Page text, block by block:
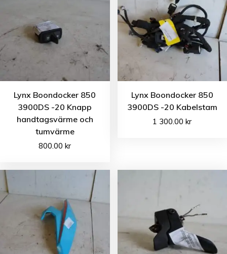
Lynx Boondocker 850
3900DS -20 Knapp
handtagsvärme och
tumvärme
800.00kr
Lynx Boondocker 850
3900DS -20 Kabelstam
1 300.00kr